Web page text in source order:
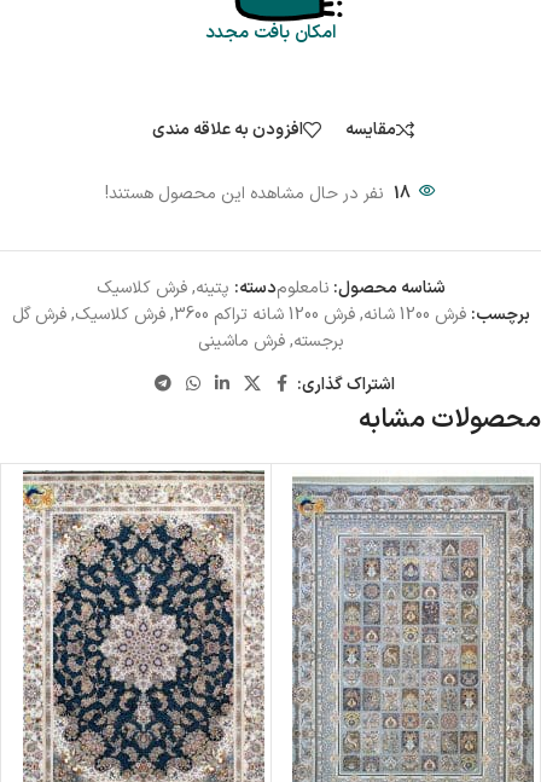
امکان بافت مجدد
مقایسه افزودن به علاقه مندی
18 نفر در حال مشاهده این محصول هستند!
شناسه محصول: نامعلومدسته: پتینه, فرش کلاسیک
برچسب: فرش 1200 شانه , فرش 1200 شانه تراکم 3600 , فرش کلاسیک, فرش گل
برجسته, فرش ماشینی
اشتراک گذاری:
محصولات مشابه